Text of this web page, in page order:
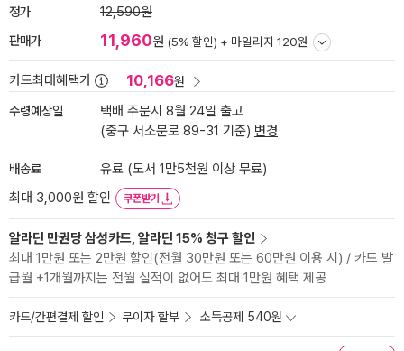
정가 12,590원
판매가 11,960원 (5% 할인) + 마일리지 120원
카드최대혜택가 10,166원
수령예상일
택배 주문시 8월 24일 출고
(중구 서소문로 89-31 기준) 변경
배송료
유료 (도서 1만5천원 이상 무료)
최대 3,000원 할인
쿠폰받기
알라딘 만권당 삼성카드, 알라딘 15% 청구 할인
최대 1만원 또는 2만원 할인(전월 30만원 또는 60만원 이용 시) / 카드 발
급월 +1개월까지는 전월 실적이 없어도 최대 1만원 혜택 제공
카드/간편결제 할인 무이자 할부 소득공제 540원